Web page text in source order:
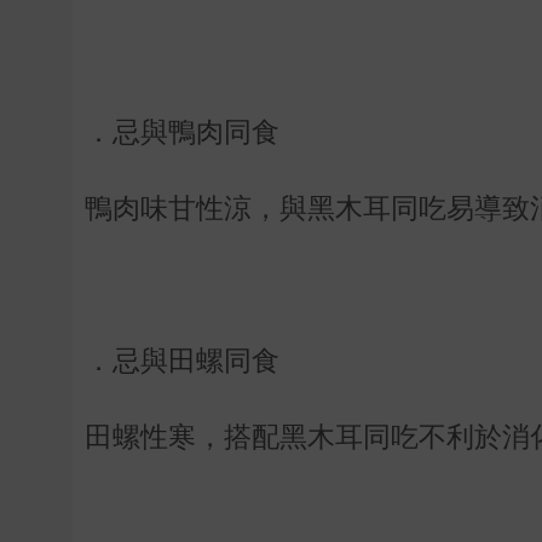
．忌與鴨肉同食
鴨肉味甘性涼，與黑木耳同吃易導致
．忌與田螺同食
田螺性寒，搭配黑木耳同吃不利於消